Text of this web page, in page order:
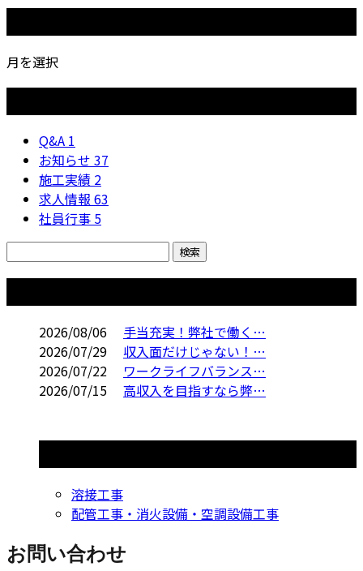
月を選択
Q&A 1
お知らせ 37
施工実績 2
求人情報 63
社員行事 5
2026/08/06
手当充実！弊社で働く…
2026/07/29
収入面だけじゃない！…
2026/07/22
ワークライフバランス…
2026/07/15
高収入を目指すなら弊…
溶接工事
配管工事・消火設備・空調設備工事
お問い合わせ